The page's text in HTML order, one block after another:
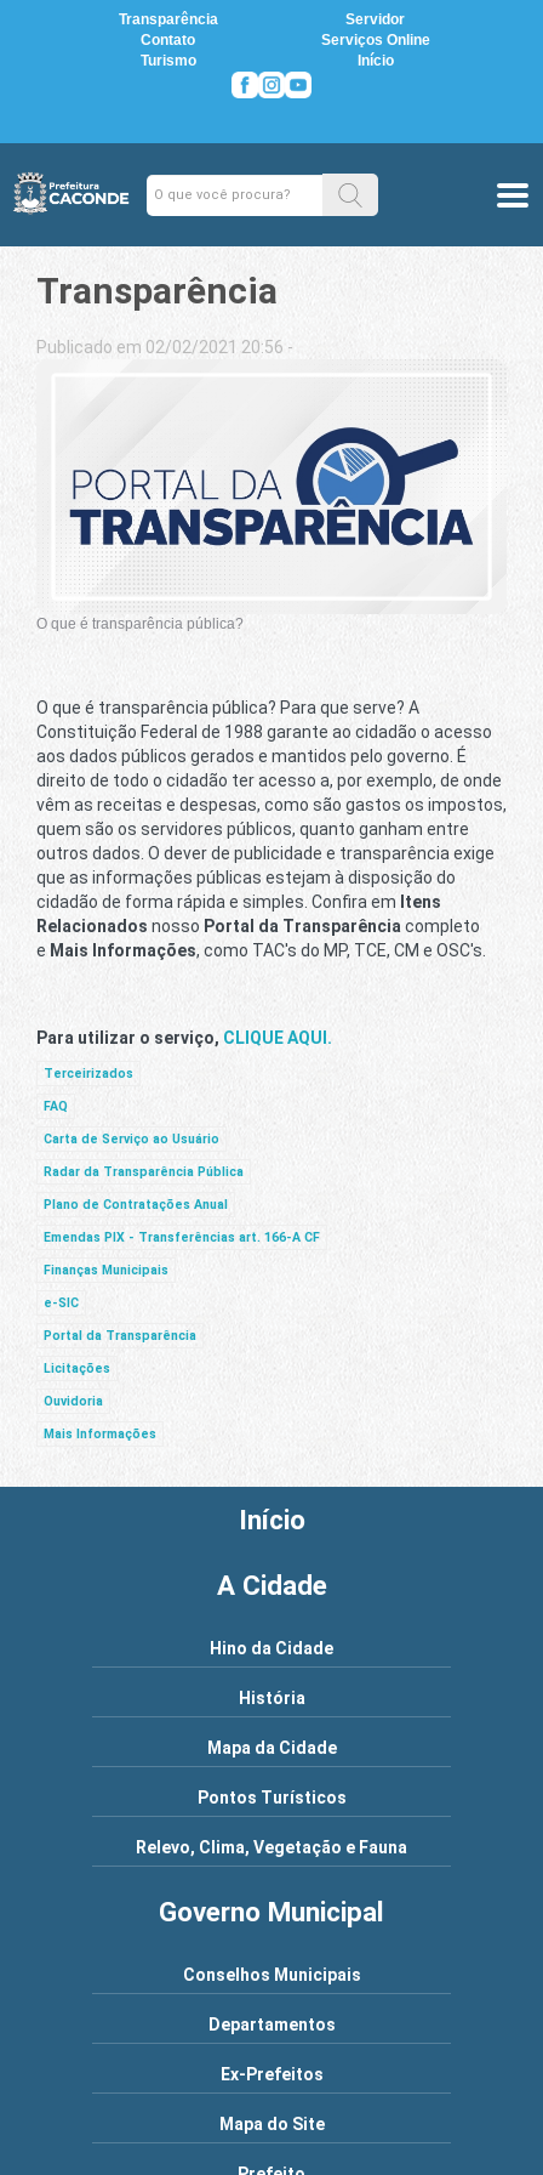
Transparência
Servidor
Contato
Serviços Online
Turismo
Início
Transparência
Publicado em 02/02/2021 20:56 -
O que é transparência pública?
O que é transparência pública? Para que serve? A
Constituição Federal de 1988 garante ao cidadão o acesso
aos dados públicos gerados e mantidos pelo governo. É
direito de todo o cidadão ter acesso a, por exemplo, de onde
vêm as receitas e despesas, como são gastos os impostos,
quem são os servidores públicos, quanto ganham entre
outros dados. O dever de publicidade e transparência exige
que as informações públicas estejam à disposição do
cidadão de forma rápida e simples. Confira em Itens
Relacionados nosso Portal da Transparência completo
e Mais Informações, como TAC's do MP, TCE, CM e OSC's.
Para utilizar o serviço, CLIQUE AQUI.
Terceirizados
FAQ
Carta de Serviço ao Usuário
Radar da Transparência Pública
Plano de Contratações Anual
Emendas PIX - Transferências art. 166-A CF
Finanças Municipais
e-SIC
Portal da Transparência
Licitações
Ouvidoria
Mais Informações
Início
A Cidade
Hino da Cidade
História
Mapa da Cidade
Pontos Turísticos
Relevo, Clima, Vegetação e Fauna
Governo Municipal
Conselhos Municipais
Departamentos
Ex-Prefeitos
Mapa do Site